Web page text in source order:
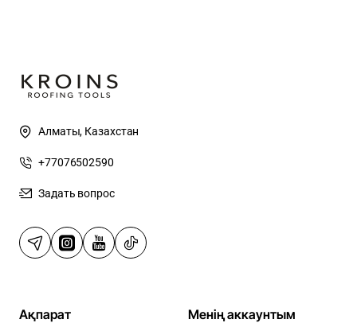
Алматы, Казахстан
+77076502590
Задать вопрос
Ақпарат Менің аккаунтым